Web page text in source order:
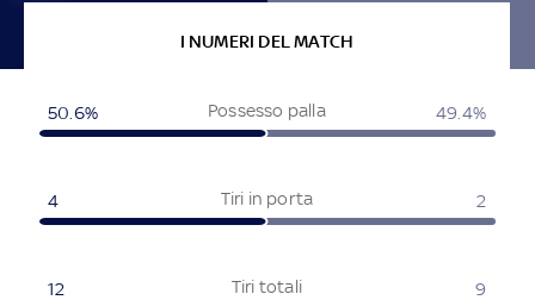
I NUMERI DEL MATCH
Possesso palla
50.6% 49.4%
Tiri in porta
4 2
Tiri totali
12 9